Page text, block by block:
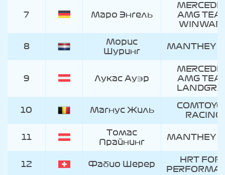
7 Маро Энгель
AMG
8
Морис
Шуринг
MANTHEY
9 Лукас Ауэр
AMG
10 Магнус Жиль
RACING
11
Томас
Прайнинг
MANTHEY
12 Фабио Шерер
HRT